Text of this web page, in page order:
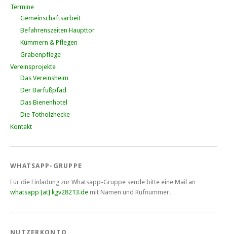
Termine
Gemeinschaftsarbeit
Befahrenszeiten Haupttor
Kümmern & Pflegen
Grabenpflege
Vereinsprojekte
Das Vereinsheim
Der Barfußpfad
Das Bienenhotel
Die Totholzhecke
Kontakt
WHATSAPP-GRUPPE
Für die Einladung zur Whatsapp-Gruppe sende bitte eine Mail an
whatsapp [at] kgv28213.de mit Namen und Rufnummer.
NUTZERKONTO